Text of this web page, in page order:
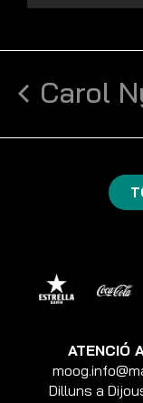
Carol
ATENCIÓ
Dilluns a